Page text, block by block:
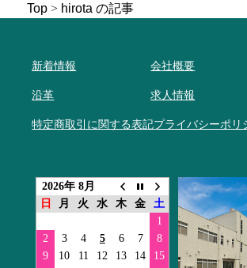
Top> hirota の記事
新着情報 会社概要
沿革 求人情報
特定商取引に関する表記プライバシーポリ
2026年 8月
日
月 火 水 木 金
土
1
2
3 4 5 6 7
8
9
10 11 12 13 14
15